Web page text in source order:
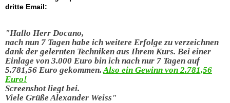
dritte Email:
"Hallo Herr Docano,
nach nun 7 Tagen habe ich weitere Erfolge zu verzeichnen
dank der gelernten Techniken aus Ihrem Kurs. Bei einer
Einlage von 3.000 Euro bin ich nach nur 7 Tagen auf
5.781,56 Euro gekommen. Also ein Gewinn von 2.781,56
Euro!
Screenshot liegt bei.
Viele Grüße Alexander Weiss"